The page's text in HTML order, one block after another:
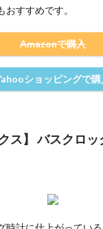
おすすめです。
Amazonで購入
ショッピングで購
ス】 バスクロ